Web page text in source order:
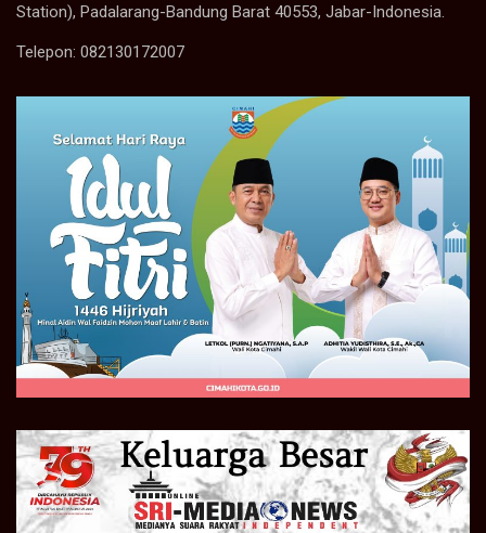
Station), Padalarang-Bandung Barat 40553, Jabar-Indonesia.
Telepon: 082130172007